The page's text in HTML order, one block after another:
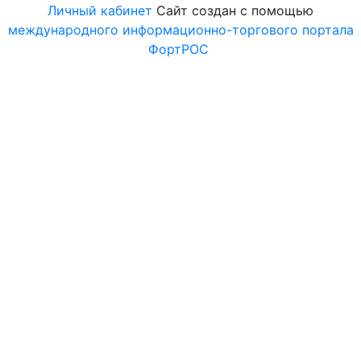
Личный кабинет Сайт создан с помощью
международного информационно-торгового портала
ФортРОС